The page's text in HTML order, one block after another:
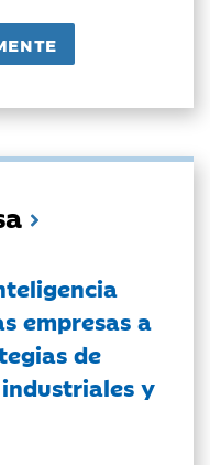
empresas a
de
y